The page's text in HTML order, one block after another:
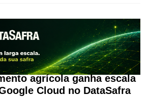
agrícola ganha escala
Cloud no DataSafra